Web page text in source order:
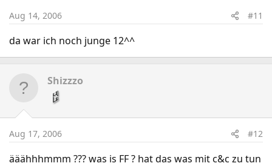
Aug 14, 2006 #11
da war ich noch junge 12^^
Shizzzo
Aug 17, 2006 #12
ääähhhmmm ??? was is FF ? hat das was mit c&c zu tun